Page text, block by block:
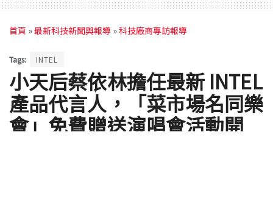
首頁 »最新科技新聞與報導 »科技廠商專訪報導
Tags: INTEL
小天后蔡依林擔任最新 INTEL
產品代言人，「菜市場名同樂
會」免費贈送演唱會活動開